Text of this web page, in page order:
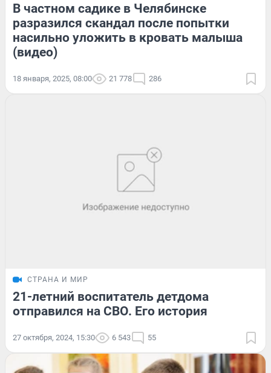
В частном садике в Челябинске
разразился скандал после попытки
насильно уложить в кровать малыша
(видео)
18 января, 2025, 08:00 21 778 286
СТРАНА И МИР
21-летний воспитатель детдома
отправился на СВО. Его история
27 октября, 2024, 15:30 6 543 55